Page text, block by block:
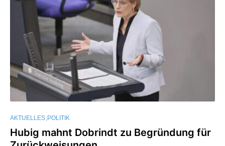
AKTUELLES POLITIK
Hubig mahnt Dobrindt zu Begründung für